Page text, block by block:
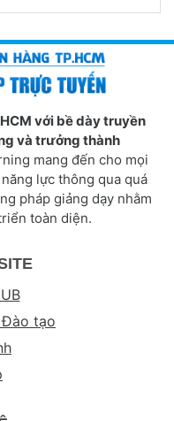
với bề dày truyền
và trưởng thành
mang đến cho mọi
lực thông qua quá
pháp giảng dạy nhằm
toàn diện.
tạo